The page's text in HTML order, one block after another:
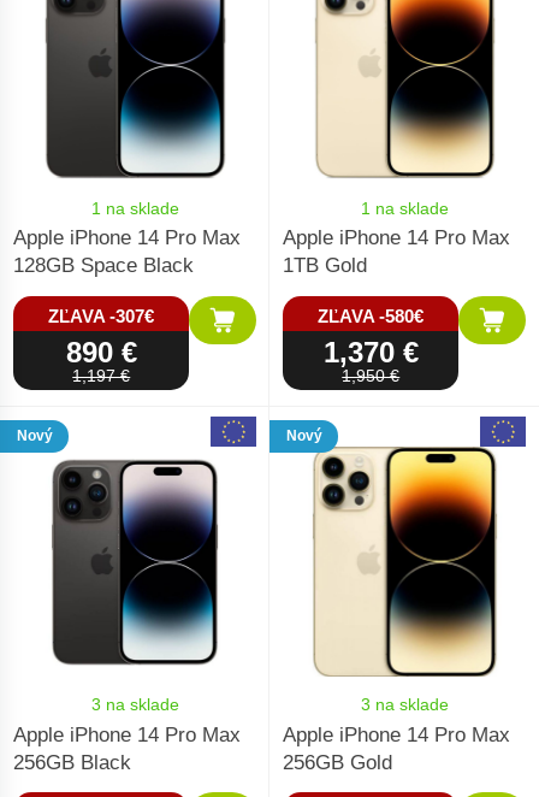
1 na sklade
Apple iPhone 14 Pro Max
128GB Space Black
ZĽAVA -307€
890 €
1,197 €
1 na sklade
Apple iPhone 14 Pro Max
1TB Gold
ZĽAVA -580€
1,370 €
1,950 €
Nový
3 na sklade
Apple iPhone 14 Pro Max
256GB Black
Nový
3 na sklade
Apple iPhone 14 Pro Max
256GB Gold